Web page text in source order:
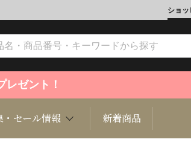
ショ
レゼント！
・セール情報 新着商品